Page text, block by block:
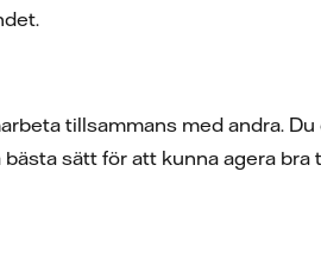
tillsammans med andra.
sätt för att kunna agera bra